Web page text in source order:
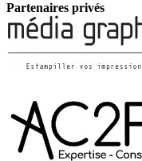
Partenaires privés